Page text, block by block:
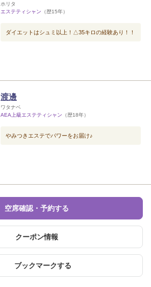
ホリタ
エステティシャン （歴15年）
ダイエットはシュミ以上！△35キロの経験あり！！
渡邊
ワタナベ
AEA上級エステティシャン （歴18年）
やみつきエステでパワーをお届け♪
空席確認・予約する
クーポン情報
ブックマークする